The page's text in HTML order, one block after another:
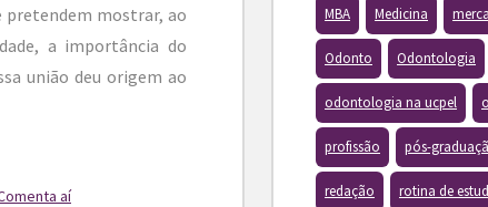
pretendem mostrar, ao
a importância do
união deu origem ao
aí
MBA Medicina
Odonto Odontologia
odontologia na ucpel
profissão pós-
redação rotina de